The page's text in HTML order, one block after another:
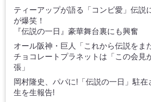
ティーアップが語る「コンビ愛」伝説
が爆笑！
『伝説の一日』豪華舞台裏にも興奮
オール阪神・巨人「これから伝説をま
チョコレートプラネットは「この会見
張」
岡村隆史、パパに!「伝説の一日」駐在
生を生報告!